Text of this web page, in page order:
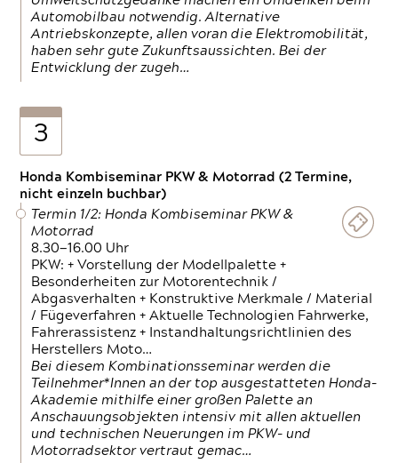
Automobilbau notwendig. Alternative
Antriebskonzepte, allen voran die Elektromobilität,
haben sehr gute Zukunftsaussichten. Bei der
Entwicklung der zugeh…
3
Honda Kombiseminar PKW & Motorrad (2 Termine,
nicht einzeln buchbar)
Termin 1/2: Honda Kombiseminar PKW &
Motorrad
8.30—16.00 Uhr
PKW: + Vorstellung der Modellpalette +
Besonderheiten zur Motorentechnik /
Abgasverhalten + Konstruktive Merkmale / Material
/ Fügeverfahren + Aktuelle Technologien Fahrwerke,
Fahrerassistenz + Instandhaltungsrichtlinien des
Herstellers Moto…
Bei diesem Kombinationsseminar werden die
Teilnehmer*Innen an der top ausgestatteten Honda-
Akademie mithilfe einer großen Palette an
Anschauungsobjekten intensiv mit allen aktuellen
und technischen Neuerungen im PKW- und
Motorradsektor vertraut gemac…